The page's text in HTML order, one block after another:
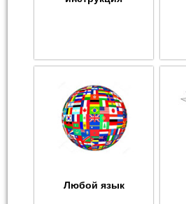
Любой язык